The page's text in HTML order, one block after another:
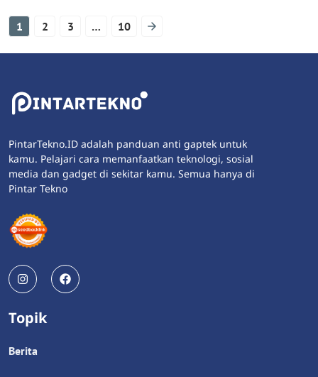
1 2 3 … 10
PintarTekno.ID adalah panduan anti gaptek untuk
kamu. Pelajari cara memanfaatkan teknologi, sosial
media dan gadget di sekitar kamu. Semua hanya di
Pintar Tekno
Topik
Berita